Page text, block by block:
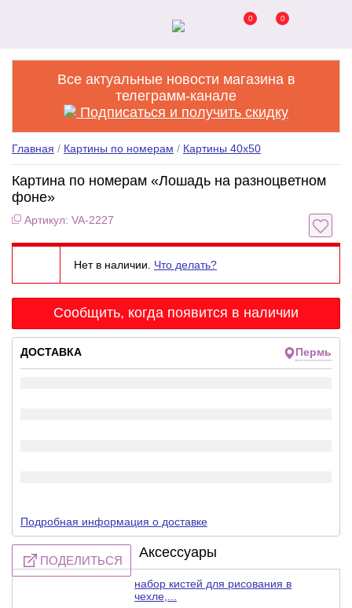
0 0
Все актуальные новости магазина в
телеграмм-канале
Подписаться и получить скидку
Главная / Картины по номерам / Картины 40x50
Картина по номерам «Лошадь на разноцветном
фоне»
Артикул: VA-2227
Нет в наличии. Что делать?
Сообщить, когда появится в наличии
ДОСТАВКА Пермь
Подробная информация о доставке
ПОДЕЛИТЬСЯ
Аксессуары
набор кистей для рисования в
чехле,...